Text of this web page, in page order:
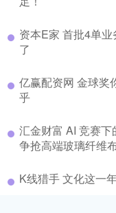
资本E家 首批4单
了
亿赢配资网 金球奖
乎
汇金财富 AI 竞赛
争抢高端玻璃纤维
K线猎手 文化这一